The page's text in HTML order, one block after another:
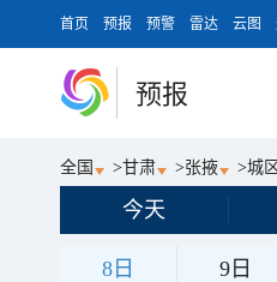
首页 预报 预警 雷达 云图
预报
全国 >甘肃 >张掖 >城区
今天
8日 9日